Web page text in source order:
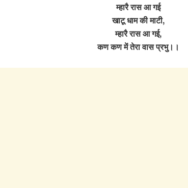
म्हारै रास आ गई
खाटू धाम की माटी,
म्हारै रास आ गई,
कण कण में तेरा वास प्रभु।।